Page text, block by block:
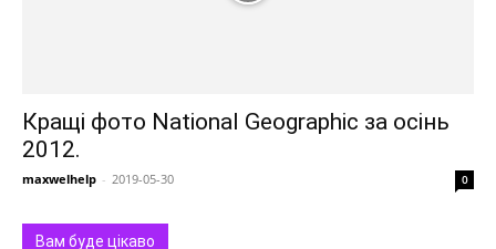
Кращі фото National Geographic за осінь
2012.
maxwelhelp - 2019-05-30 0
Вам буде цікаво